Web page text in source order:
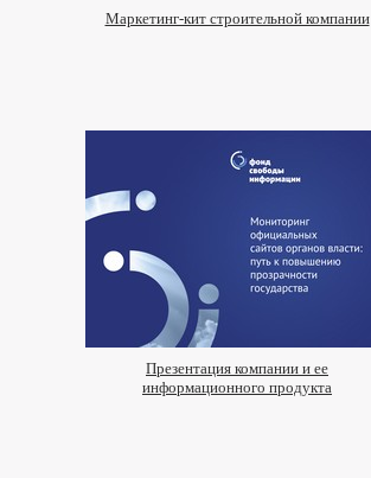
Маркетинг-кит строительной компании
Презентация компании и ее
информационного продукта